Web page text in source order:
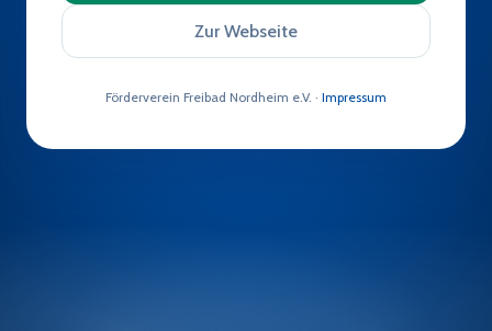
Zur Webseite
Förderverein Freibad Nordheim e.V. · Impressum